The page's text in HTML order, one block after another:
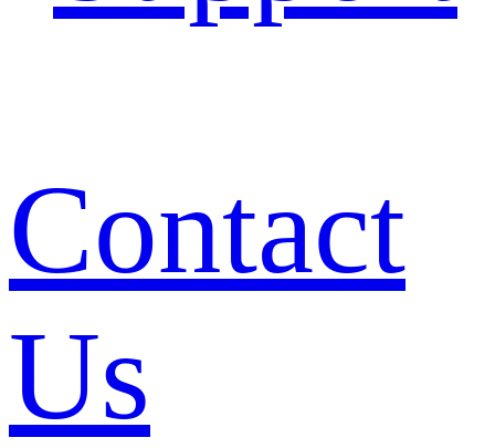
Contact
Us